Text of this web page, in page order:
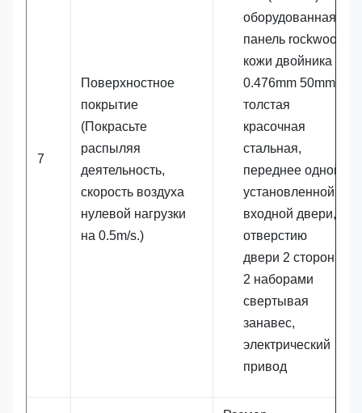
7
Поверхностное
покрытие
(Покрасьте
распыляя
деятельность,
скорость воздуха
нулевой нагрузки
на 0.5m/s.)
оборудованная
панель rockwool
кожи двойника
0.476mm 50mm
толстая
красочная
стальная,
переднее одной
установленной
входной двери,
отверстию
двери 2 сторон с
2 наборами
свертывая
занавес,
электрический
привод